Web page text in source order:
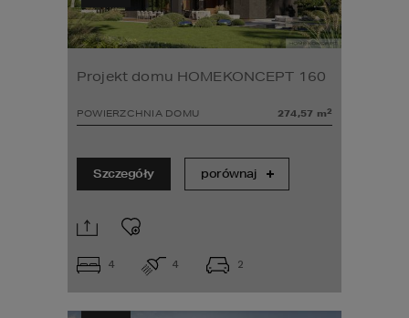
Projekt domu HOMEKONCEPT 160
POWIERZCHNIA DOMU 274,57 m2
4 4 2
Szczegóły porównaj